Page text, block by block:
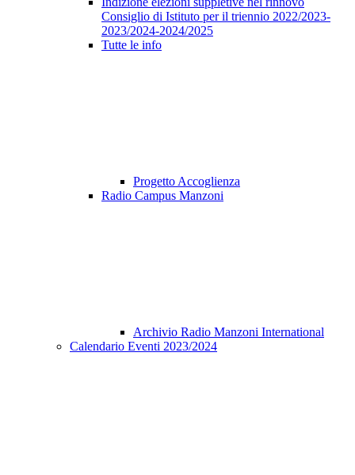
Consiglio di Istituto per il triennio 2022/2023-
2023/2024-2024/2025
Tutte le info
Progetto Accoglienza
Radio Campus Manzoni
Archivio Radio Manzoni International
Calendario Eventi 2023/2024